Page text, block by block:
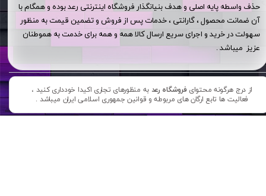
حذف واسطه پایه اصلی و هدف بنیانگذار فروشگاه اینترنتی رعد بوده و همگام با
آن ضمانت محصول ، گارانتی ، خدمات پس از فروش و تضمین قیمت به منظور
سهولت در خرید و اجرای سریع ارسال کالا همه و همه برای خدمت به هموطنان
عزیز میباشد .
از درج هرگونه محتوایفروشگاه رعد به منظورهای تجاری اکیدا خودداری کنید ،
فعالیت ها تابع ارگان های مربوطه و قوانین جمهوری اسلامی ایران میباشد .​​​​​​​